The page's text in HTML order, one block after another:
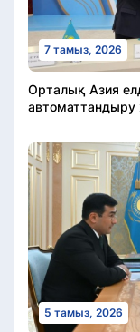
7 тамыз, 2026
Орталық Азия
автоматтандыру
5 тамыз, 2026